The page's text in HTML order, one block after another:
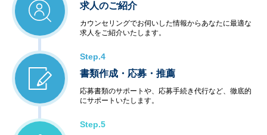
求人のご紹介
カウンセリングでお伺いした情報からあなたに最適な
求人をご紹介いたします。
Step.4
書類作成・応募・推薦
応募書類のサポートや、応募手続き代行など、徹底的
にサポートいたします。
Step.5